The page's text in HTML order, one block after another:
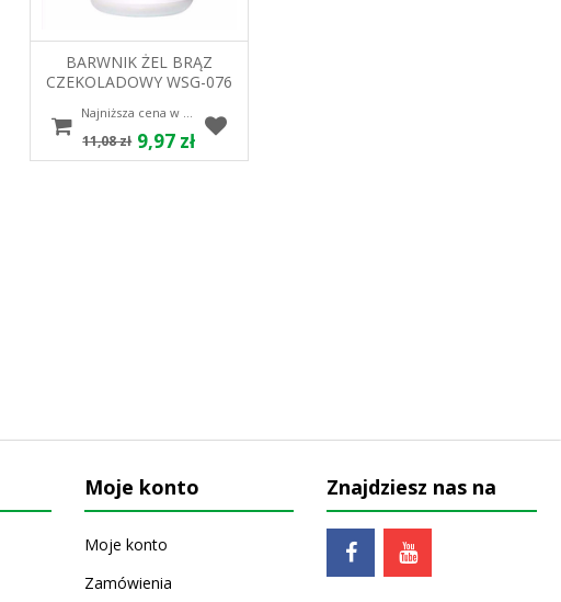
BARWNIK ŻEL BRĄZ
CZEKOLADOWY WSG-076
Najniższa cena w ciągu 30 dni 11.08 zł
11,08 zł 9,97 zł
Moje konto
Moje konto
Zamówienia
Znajdziesz nas na